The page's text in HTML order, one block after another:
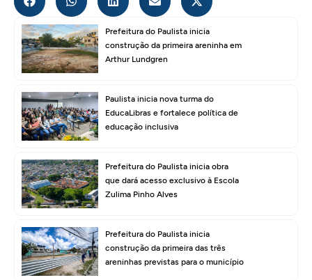
Prefeitura do Paulista inicia
construção da primeira areninha em
Arthur Lundgren
Paulista inicia nova turma do
EducaLibras e fortalece política de
educação inclusiva
Prefeitura do Paulista inicia obra
que dará acesso exclusivo à Escola
Zulima Pinho Alves
Prefeitura do Paulista inicia
construção da primeira das três
areninhas previstas para o município